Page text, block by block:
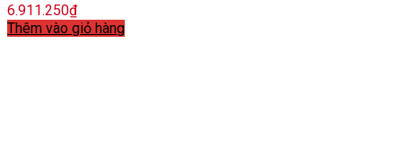
6.911.250₫
Thêm vào giỏ hàng